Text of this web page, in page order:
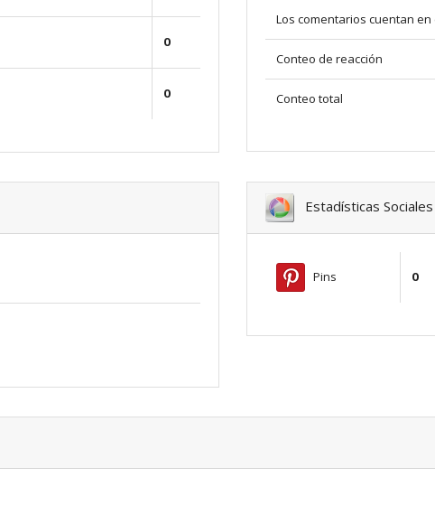
0
0
Los comentarios cuentan
Conteo de reacción
Conteo total
Estadísticas Sociales
Pins 0